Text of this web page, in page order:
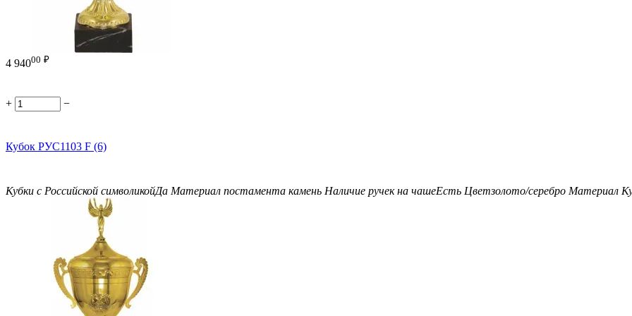
4 94000 ₽
+ −
Кубок РУС1103 F (6)
Кубки с Российской символикойДа Материал постамента камень Наличие ручек на чашеЕсть Цветзолото/серебро Материал